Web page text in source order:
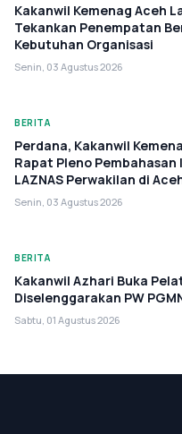
Kakanwil Kemenag Aceh
Tekankan Penempatan
Kebutuhan Organisasi
Senin, 03 Agustus 2026
BERITA
Perdana, Kakanwil
Rapat Pleno
LAZNAS Perwakilan di
Senin, 03 Agustus 2026
BERITA
Kakanwil Azhari Buka
Diselenggarakan PW
Sabtu, 01 Agustus 2026